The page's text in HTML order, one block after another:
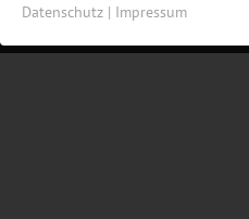
Datenschutz | Impressum